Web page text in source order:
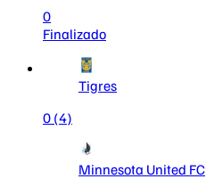
0
Finalizado
Tigres
0 (4)
Minnesota United FC